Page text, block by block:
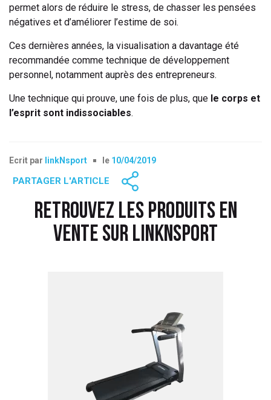
permet alors de réduire le stress, de chasser les pensées
négatives et d’améliorer l’estime de soi.
Ces dernières années, la visualisation a davantage été
recommandée comme technique de développement
personnel, notamment auprès des entrepreneurs.
Une technique qui prouve, une fois de plus, que le corps et
l’esprit sont indissociables.
Ecrit par linkNsport le 10/04/2019
PARTAGER L'ARTICLE
RETROUVEZ LES PRODUITS EN
VENTE SUR LINKNSPORT